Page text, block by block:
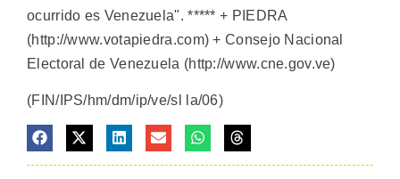
ocurrido es Venezuela". ***** + PIEDRA
(http://www.votapiedra.com) + Consejo Nacional
Electoral de Venezuela (http://www.cne.gov.ve)
(FIN/IPS/hm/dm/ip/ve/sl la/06)